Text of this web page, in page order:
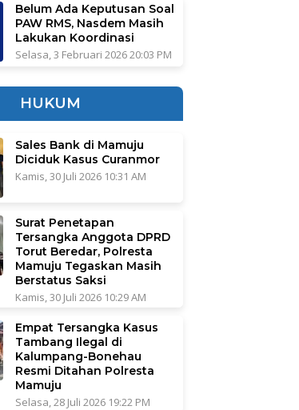
Belum Ada Keputusan Soal
PAW RMS, Nasdem Masih
Lakukan Koordinasi
Selasa, 3 Februari 2026 20:03 PM
HUKUM
Sales Bank di Mamuju
Diciduk Kasus Curanmor
Kamis, 30 Juli 2026 10:31 AM
Surat Penetapan
Tersangka Anggota DPRD
Torut Beredar, Polresta
Mamuju Tegaskan Masih
Berstatus Saksi
Kamis, 30 Juli 2026 10:29 AM
Empat Tersangka Kasus
Tambang Ilegal di
Kalumpang-Bonehau
Resmi Ditahan Polresta
Mamuju
Selasa, 28 Juli 2026 19:22 PM